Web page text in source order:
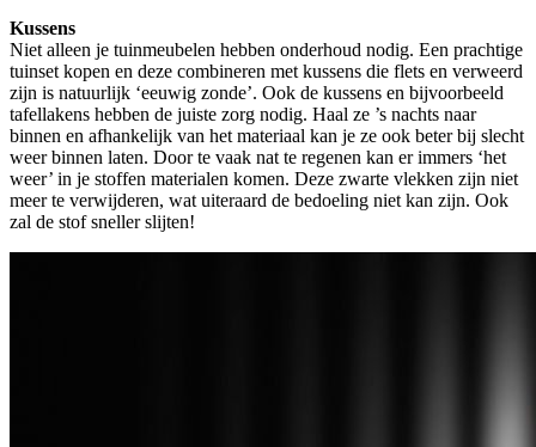
Kussens
Niet alleen je tuinmeubelen hebben onderhoud nodig. Een prachtige
tuinset kopen en deze combineren met kussens die flets en verweerd
zijn is natuurlijk ‘eeuwig zonde’. Ook de kussens en bijvoorbeeld
tafellakens hebben de juiste zorg nodig. Haal ze ’s nachts naar
binnen en afhankelijk van het materiaal kan je ze ook beter bij slecht
weer binnen laten. Door te vaak nat te regenen kan er immers ‘het
weer’ in je stoffen materialen komen. Deze zwarte vlekken zijn niet
meer te verwijderen, wat uiteraard de bedoeling niet kan zijn. Ook
zal de stof sneller slijten!